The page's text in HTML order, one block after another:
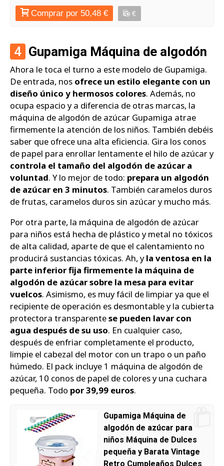
Comprar por 50,48 € €
4 Gupamiga Máquina de algodón
Ahora le toca el turno a este modelo de Gupamiga.
De entrada, nos ofrece un estilo elegante con un
diseño único y hermosos colores. Además, no
ocupa espacio y a diferencia de otras marcas, la
máquina de algodón de azúcar Gupamiga atrae
firmemente la atención de los niños. También debéis
saber que ofrece una alta eficiencia. Gira los conos
de papel para enrollar lentamente el hilo de azúcar y
controla el tamaño del algodón de azúcar a
voluntad. Y lo mejor de todo: prepara un algodón
de azúcar en 3 minutos. También caramelos duros
de frutas, caramelos duros sin azúcar y mucho más.
Por otra parte, la máquina de algodón de azúcar
para niños está hecha de plástico y metal no tóxicos
de alta calidad, aparte de que el calentamiento no
producirá sustancias tóxicas. Ah, yla ventosa en la
parte inferior fija firmemente la máquina de
algodón de azúcar sobre la mesa para evitar
vuelcos. Asimismo, es muy fácil de limpiar ya que el
recipiente de operación es desmontable y la cubierta
protectora transparentese pueden lavar con
agua después de su uso. En cualquier caso,
después de enfriar completamente el producto,
limpie el cabezal del motor con un trapo o un paño
húmedo. El pack incluye 1 máquina de algodón de
azúcar, 10 conos de papel de colores y una cuchara
pequeña. Todo por 39,99 euros.
Gupamiga Máquina de
algodón de azúcar para
niños Máquina de Dulces
pequeña y Barata Vintage
Retro Cumpleaños Dulces